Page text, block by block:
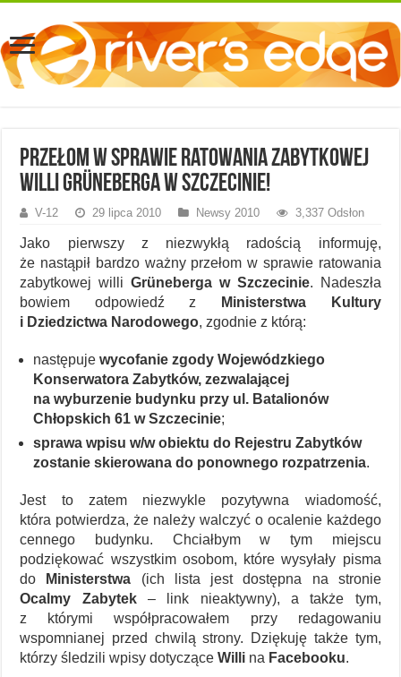
Przełom w sprawie ratowania zabytkowej
willi Grüneberga w Szczecinie!
V-12 29 lipca 2010 Newsy 2010 3,337 Odsłon
Jako pierwszy z niezwykłą radością informuję,
że nastąpił bardzo ważny przełom w sprawie ratowania
zabytkowej williGrüneberga w Szczecinie. Nadeszła
bowiem odpowiedź z
Ministerstwa Kultury
i Dziedzictwa Narodowego, zgodnie z którą:
następujewycofanie zgody Wojewódzkiego
Konserwatora Zabytków, zezwalającej
na wyburzenie budynku przy ul. Batalionów
Chłopskich 61 w Szczecinie;
sprawa wpisu w/w obiektu do Rejestru Zabytków
zostanie skierowana do ponownego rozpatrzenia.
Jest to zatem niezwykle pozytywna wiadomość,
która potwierdza, że należy walczyć o ocalenie każdego
cennego budynku. Chciałbym w tym miejscu
podziękować wszystkim osobom, które wysyłały pisma
do
Ministerstwa (ich lista jest dostępna na stronie
Ocalmy Zabytek– link nieaktywny), a także tym,
z którymi współpracowałem przy redagowaniu
wspomnianej przed chwilą strony. Dziękuję także tym,
którzy śledzili wpisy dotycząceWilli na Facebooku.